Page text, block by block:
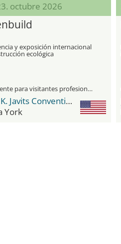
octubre 2026
y exposición internacional
ecológica
únicamente para visitantes profesionales
Jacob K. Javits Convention Center
York